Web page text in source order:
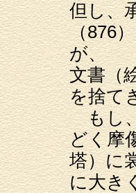
但し、
（876
が、
文書（
を捨て
もし、
どく摩
塔）に
に大き